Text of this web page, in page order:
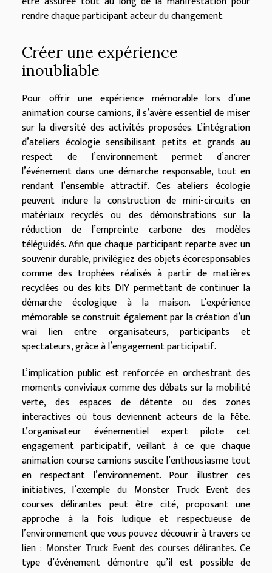
rendre chaque participant acteur du changement.
Créer une expérience
inoubliable
Pour offrir une expérience mémorable lors d’une
animation course camions, il s’avère essentiel de miser
sur la diversité des activités proposées. L’intégration
d’ateliers écologie sensibilisant petits et grands au
respect de l’environnement permet d’ancrer
l’événement dans une démarche responsable, tout en
rendant l’ensemble attractif. Ces ateliers écologie
peuvent inclure la construction de mini-circuits en
matériaux recyclés ou des démonstrations sur la
réduction de l’empreinte carbone des modèles
téléguidés. Afin que chaque participant reparte avec un
souvenir durable, privilégiez des objets écoresponsables
comme des trophées réalisés à partir de matières
recyclées ou des kits DIY permettant de continuer la
démarche écologique à la maison. L’expérience
mémorable se construit également par la création d’un
vrai lien entre organisateurs, participants et
spectateurs, grâce à l’engagement participatif.
L’implication public est renforcée en orchestrant des
moments conviviaux comme des débats sur la mobilité
verte, des espaces de détente ou des zones
interactives où tous deviennent acteurs de la fête.
L’organisateur événementiel expert pilote cet
engagement participatif, veillant à ce que chaque
animation course camions suscite l’enthousiasme tout
en respectant l’environnement. Pour illustrer ces
initiatives, l’exemple du Monster Truck Event des
courses délirantes peut être cité, proposant une
approche à la fois ludique et respectueuse de
l’environnement que vous pouvez découvrir à travers ce
lien : Monster Truck Event des courses délirantes. Ce
type d’événement démontre qu’il est possible de